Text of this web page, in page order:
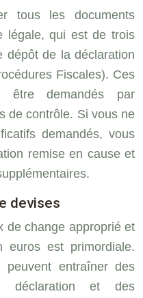
tous les documents
légale, qui est de trois
dépôt de la déclaration
Fiscales). Ces
être demandés par
de contrôle. Si vous ne
demandés, vous
remise en cause et
devises
de change approprié et
est primordiale.
peuvent entraîner des
déclaration et des